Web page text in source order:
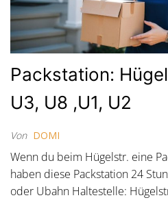
Packstation:
U3, U8 ,U1, U2
Von DOMI
Wenn du beim Hügelstr. eine
haben diese Packstation 24
oder Ubahn Haltestelle: